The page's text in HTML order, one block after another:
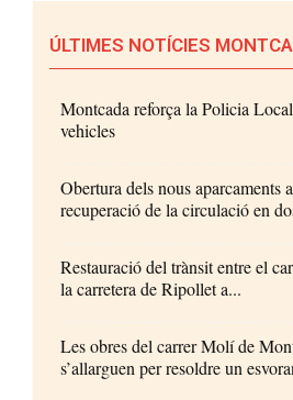
ÚLTIMES NOTÍCIES
Montcada reforça la Policia
vehicles
Obertura dels nous aparcaments
recuperació de la circulació en
Restauració del trànsit entre el
la carretera de Ripollet a...
Les obres del carrer Molí de
s’allarguen per resoldre un